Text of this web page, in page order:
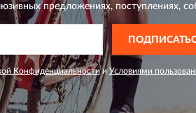
предложениях,поступлениях,
Конфиденциальности и Условиями